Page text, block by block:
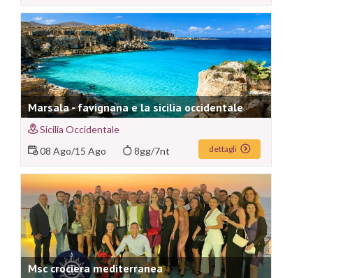
Marsala - favignana e la sicilia occidentale
Sicilia Occidentale
08 Ago/15 Ago 8gg/7nt dettagli
Msc crociera mediterranea